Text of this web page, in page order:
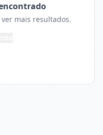
mais resultados.